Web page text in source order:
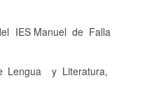
IES Manuel de Falla
Lengua y Literatura,